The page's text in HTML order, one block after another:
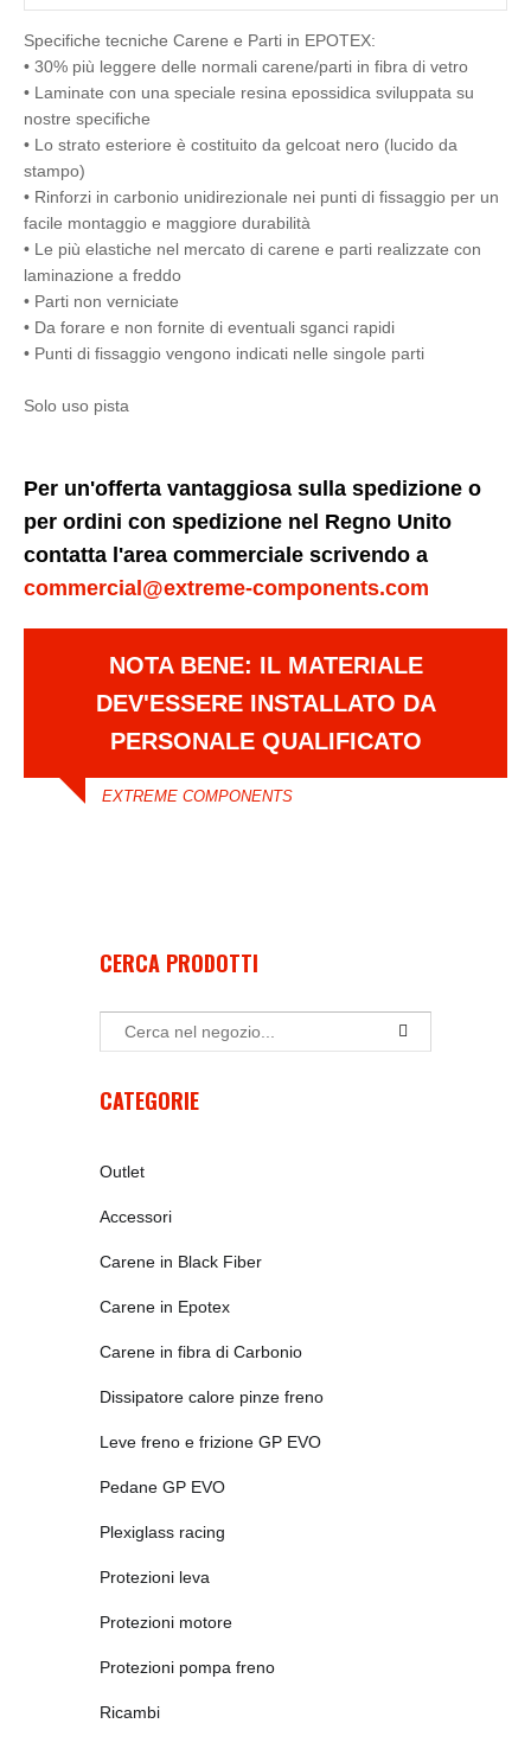
Specifiche tecniche Carene e Parti in EPOTEX:
• 30% più leggere delle normali carene/parti in fibra di vetro
• Laminate con una speciale resina epossidica sviluppata su
nostre specifiche
• Lo strato esteriore è costituito da gelcoat nero (lucido da
stampo)
• Rinforzi in carbonio unidirezionale nei punti di fissaggio per un
facile montaggio e maggiore durabilità
• Le più elastiche nel mercato di carene e parti realizzate con
laminazione a freddo
• Parti non verniciate
• Da forare e non fornite di eventuali sganci rapidi
• Punti di fissaggio vengono indicati nelle singole parti
Solo uso pista
Per un'offerta vantaggiosa sulla spedizione o
per ordini con spedizione nel Regno Unito
contatta l'area commerciale scrivendo a
commercial@extreme-components.com
NOTA BENE: IL MATERIALE
DEV'ESSERE INSTALLATO DA
PERSONALE QUALIFICATO
EXTREME COMPONENTS
CERCA PRODOTTI
CATEGORIE
Outlet
Accessori
Carene in Black Fiber
Carene in Epotex
Carene in fibra di Carbonio
Dissipatore calore pinze freno
Leve freno e frizione GP EVO
Pedane GP EVO
Plexiglass racing
Protezioni leva
Protezioni motore
Protezioni pompa freno
Ricambi